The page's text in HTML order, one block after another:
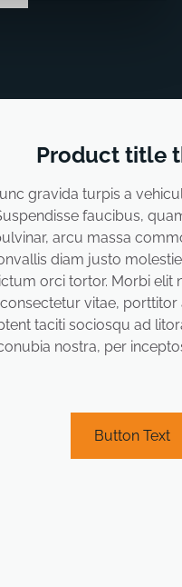
Product title
gravida turpis a
faucibus,
arcu massa
diam justo
orci tortor. Morbi elit
consectetur vitae, porttitor
taciti sociosqu ad
nostra, per
Button Text